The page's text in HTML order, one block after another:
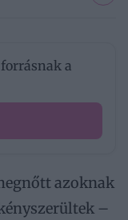
a
azoknak
–